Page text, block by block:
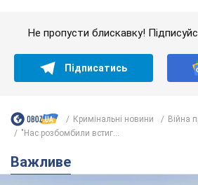
Якою була оригінальна версія
чому її боялася Російська